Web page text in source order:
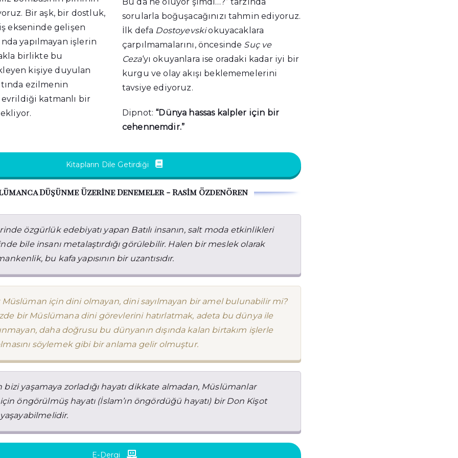
Bir aşk, bir dostluk,
ekseninde gelişen
yapılmayan işlerin
birlikte bu
kişiye duyulan
ezilmenin
katmanlı bir
sorularla boğuşacağınızı tahmin ediyoruz.
İlk defa Dostoyevskiokuyacaklara
çarpılmamalarını, öncesinde Suç ve
Ceza‘yı okuyanlara ise oradaki kadar iyi bir
kurgu ve olay akışı beklememelerini
tavsiye ediyoruz.
Dipnot: “Dünya hassas kalpler için bir
cehennemdir.”
Kitapların Dile Getirdiği
Düşünme Üzerine Denemeler - Rasim Özdenören
özgürlük edebiyatı yapan Batılı insanın, salt moda etkinlikleri
bile insanı metalaştırdığı görülebilir. Halen bir meslek olarak
bu kafa yapısının bir uzantısıdır.
Müslüman için dini olmayan, dini sayılmayan bir amel bulunabilir mi?
bir Müslümana dini görevlerini hatırlatmak, adeta bu dünya ile
daha doğrusu bu dünyanın dışında kalan birtakım işlerle
söylemek gibi bir anlama gelir olmuştur.
bizi yaşamaya zorladığı hayatı dikkate almadan, Müslümanlar
öngörülmüş hayatı (İslam’ın öngördüğü hayatı) bir Don Kişot
E-Dergi